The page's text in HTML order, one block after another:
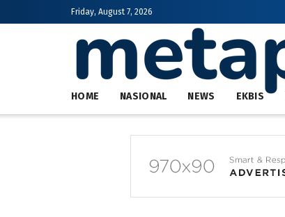
Friday, August 7, 2026
HOME NASIONAL NEWS EKBIS